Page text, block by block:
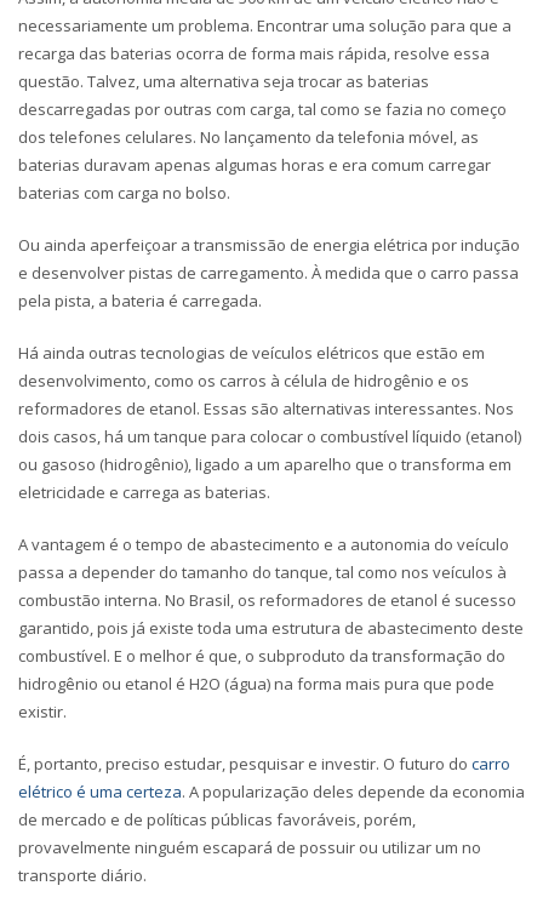
necessariamente um problema. Encontrar uma solução para que a
recarga das baterias ocorra de forma mais rápida, resolve essa
questão. Talvez, uma alternativa seja trocar as baterias
descarregadas por outras com carga, tal como se fazia no começo
dos telefones celulares. No lançamento da telefonia móvel, as
baterias duravam apenas algumas horas e era comum carregar
baterias com carga no bolso.
Ou ainda aperfeiçoar a transmissão de energia elétrica por indução
e desenvolver pistas de carregamento. À medida que o carro passa
pela pista, a bateria é carregada.
Há ainda outras tecnologias de veículos elétricos que estão em
desenvolvimento, como os carros à célula de hidrogênio e os
reformadores de etanol. Essas são alternativas interessantes. Nos
dois casos, há um tanque para colocar o combustível líquido (etanol)
ou gasoso (hidrogênio), ligado a um aparelho que o transforma em
eletricidade e carrega as baterias.
A vantagem é o tempo de abastecimento e a autonomia do veículo
passa a depender do tamanho do tanque, tal como nos veículos à
combustão interna. No Brasil, os reformadores de etanol é sucesso
garantido, pois já existe toda uma estrutura de abastecimento deste
combustível. E o melhor é que, o subproduto da transformação do
hidrogênio ou etanol é H2O (água) na forma mais pura que pode
existir.
É, portanto, preciso estudar, pesquisar e investir. O futuro do carro
elétrico é uma certeza. A popularização deles depende da economia
de mercado e de políticas públicas favoráveis, porém,
provavelmente ninguém escapará de possuir ou utilizar um no
transporte diário.